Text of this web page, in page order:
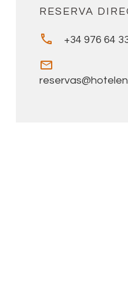
RESERVA
+34 976 64